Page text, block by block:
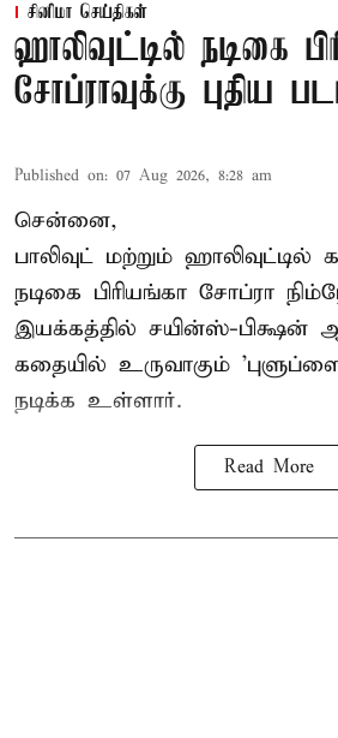
சினிமா செய்திகள்
ஹாலிவுட்டில் நடிகை
சோப்ராவுக்கு புதிய
Published on: 07 Aug 2026, 8:28 am
சென்னை,
பாலிவுட் மற்றும் ஹாலிவுட்டில்
நடிகை பிரியங்கா சோப்ரா
இயக்கத்தில் சயின்ஸ்-பிக்ஷன்
கதையில் உருவாகும்
நடிக்க உள்ளார்.
Read More